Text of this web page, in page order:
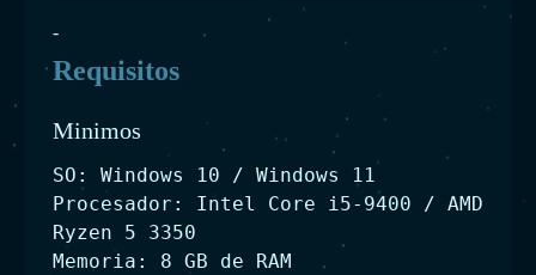
-
Requisitos
Minimos
SO: Windows 10 / Windows 11
Procesador: Intel Core i5-9400 / AMD
Ryzen 5 3350
Memoria: 8 GB de RAM